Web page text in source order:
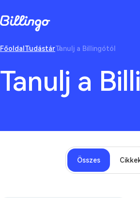
Főoldal TudástárTanulj a Billingótól
Tanulj a
Összes